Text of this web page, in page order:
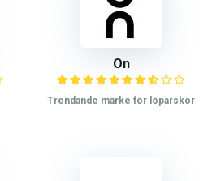
On
Trendande märke för löparskor